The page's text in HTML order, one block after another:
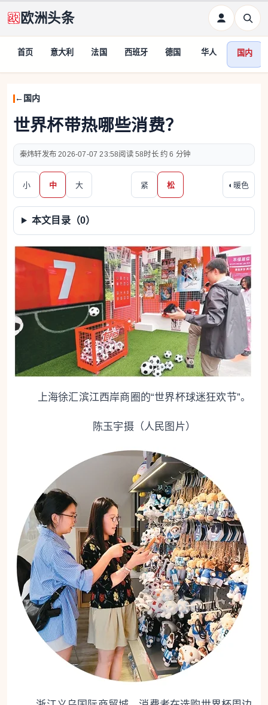
欧洲头条
首页 意大利 法国 西班牙 德国 华人 国内
国内
世界杯带热哪些消费？
秦炜轩 2026-07-07 23:58 58 约 6 分钟
小 中 大 紧 松 ◐ 暖色
本文目录（0）
上海徐汇滨江西岸商圈的“世界杯球迷狂欢节”。
陈玉宇摄（人民图片）